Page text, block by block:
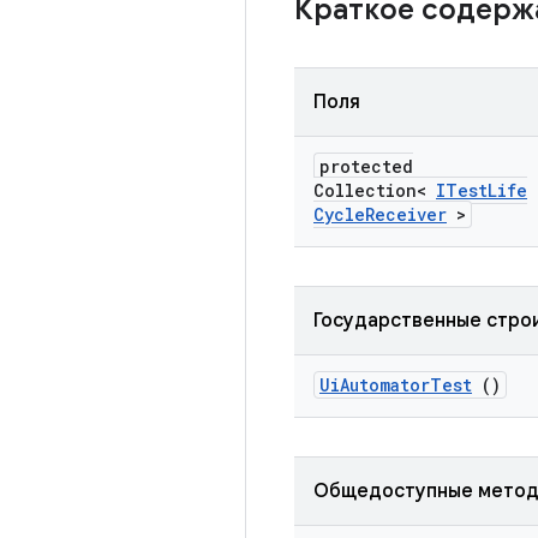
Краткое
Поля
protected
Collection< ITestLife
CycleReceiver >
Государственные
UiAutomatorTest ()
Общедоступные